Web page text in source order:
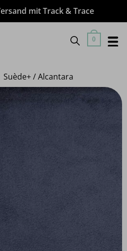
mit Track & Trace
0
Suède+ / Alcantara